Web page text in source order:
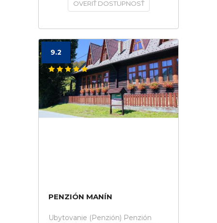
OVERIŤ DOSTUPNOSŤ
9.2
PENZIÓN MANÍN
Ubytovanie (Penzión) Penzión